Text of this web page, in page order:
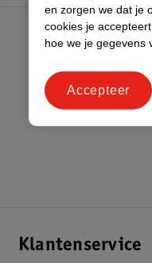
Klantenservice
en zorgen we dat je
cookies je accepteert.
hoe we je gegevens
Accepteer